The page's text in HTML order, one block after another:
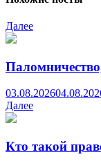
Далее
03.08.2026
Далее
Кто такой